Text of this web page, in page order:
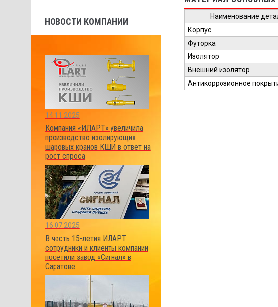
НОВОСТИ КОМПАНИИ
14.11.2025
Компания «ИЛАРТ» увеличила
производство изолирующих
шаровых кранов КШИ в ответ на
рост спроса
16.07.2025
В честь 15-летия ИЛАРТ:
сотрудники и клиенты компании
посетили завод «Сигнал» в
Саратове
Наименование
Корпус
Футорка
Изолятор
Внешний изолятор
Антикоррозионное